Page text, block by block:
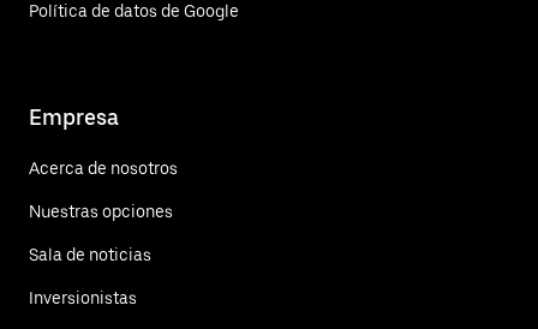
Política de datos de Google
Empresa
Acerca de nosotros
Nuestras opciones
Sala de noticias
Inversionistas